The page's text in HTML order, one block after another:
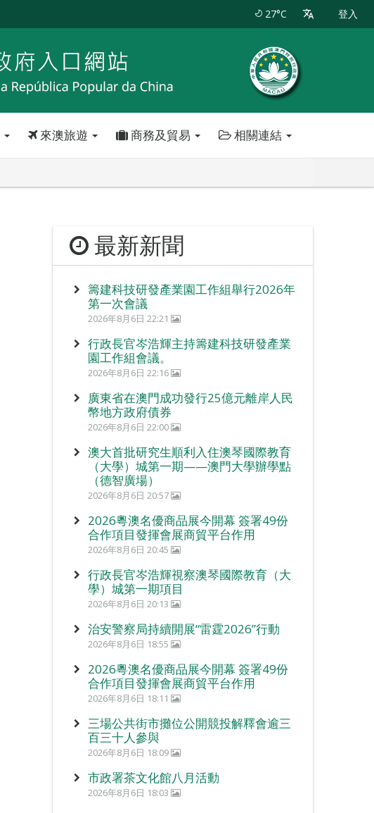
27°C 登入
來澳旅遊 商務及貿易 相關連結
最新新聞
籌建科技研發產業園工作組舉行2026年
第一次會議
2026年8月6日 22:21
行政長官岑浩輝主持籌建科技研發產業
園工作組會議。
2026年8月6日 22:16
廣東省在澳門成功發行25億元離岸人民
幣地方政府債券
2026年8月6日 22:00
澳大首批研究生順利入住澳琴國際教育
（大學）城第一期——澳門大學辦學點
（德智廣場）
2026年8月6日 20:57
2026粵澳名優商品展今開幕 簽署49份
合作項目發揮會展商貿平台作用
2026年8月6日 20:45
行政長官岑浩輝視察澳琴國際教育（大
學）城第一期項目
2026年8月6日 20:13
治安警察局持續開展“雷霆2026”行動
2026年8月6日 18:55
2026粵澳名優商品展今開幕 簽署49份
合作項目發揮會展商貿平台作用
2026年8月6日 18:11
三場公共街市攤位公開競投解釋會逾三
百三十人參與
2026年8月6日 18:09
市政署茶文化館八月活動
2026年8月6日 18:03